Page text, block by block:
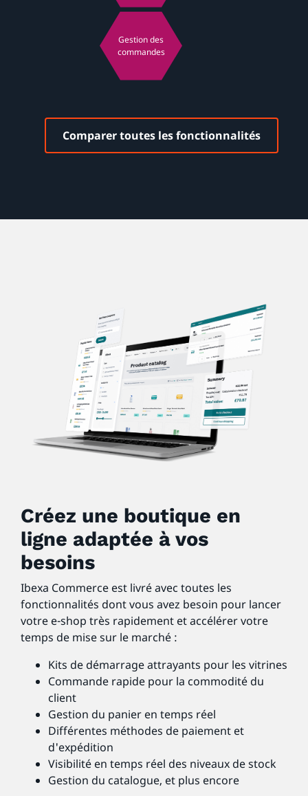
Gestion des
commandes
Comparer toutes les fonctionnalités
Créez une boutique en
ligne adaptée à vos
besoins
Ibexa Commerce est livré avec toutes les
fonctionnalités dont vous avez besoin pour lancer
votre e-shop très rapidement et accélérer votre
temps de mise sur le marché :
Kits de démarrage attrayants pour les vitrines
Commande rapide pour la commodité du
client
Gestion du panier en temps réel
Différentes méthodes de paiement et
d'expédition
Visibilité en temps réel des niveaux de stock
Gestion du catalogue, et plus encore